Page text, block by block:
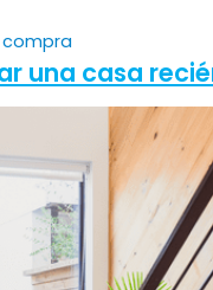
una casa